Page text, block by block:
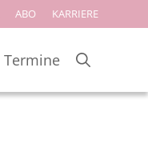
ABO KARRIERE
Termine